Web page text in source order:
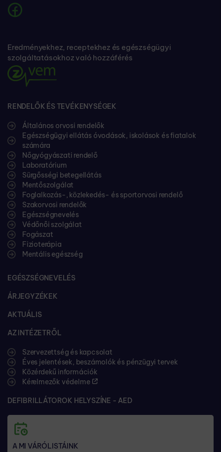
Eredményekhez, receptekhez és egészségügyi
szolgáltatásokhoz való hozzáférés
RENDELŐK ÉS TEVÉKENYSÉGEK
Általános orvosi rendelők
Egészségügyi ellátás óvodások, iskolások és fiatalok
számára
Nőgyógyászati rendelő
Laboratórium
Sürgősségi betegellátás
Mentőszolgálat
Foglalkozás-, közlekedés- és sportorvosi rendelő
Szakorvosi rendelők
Egészségnevelés
Védőnői szolgálat
Fogászat
Fizioterápia
Mentális egészség
EGÉSZSÉGNEVELÉS
ÁRJEGYZÉKEK
AKTUÁLIS
AZ INTÉZETRŐL
Szervezettség és kapcsolat
Éves jelentések, beszámolók és pénzügyi tervek
Közérdekű információk
Kérelmezők védelme
DEFIBRILLÁTOROK HELYSZÍNE - AED
A MI VÁRÓLISTÁINK